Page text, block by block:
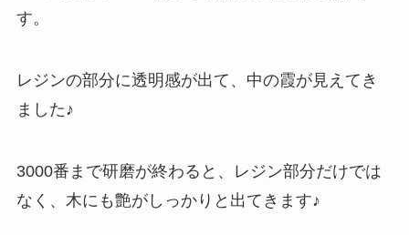
す。
レジンの部分に透明感が出て、中の霞が見えてき
ました♪
3000番まで研磨が終わると、レジン部分だけでは
なく、木にも艶がしっかりと出てきます♪